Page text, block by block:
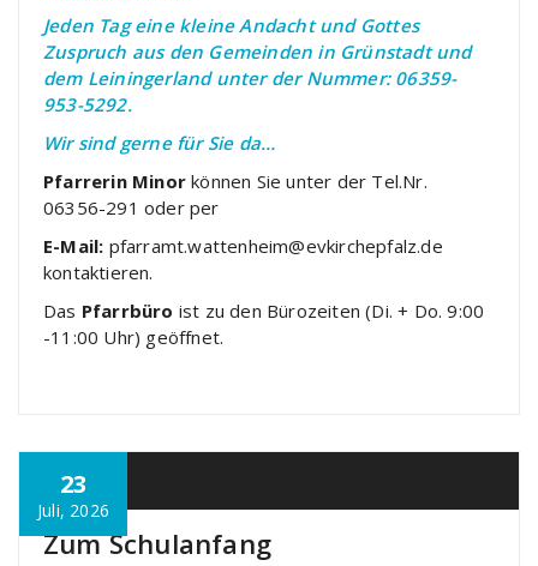
Jeden Tag eine kleine Andacht und Gottes
Zuspruch aus den Gemeinden in Grünstadt und
dem Leiningerland unter der Nummer: 06359-
953-5292.
Wir sind gerne für Sie da…
Pfarrerin Minor können Sie unter der Tel.Nr.
06356-291 oder per
E-Mail: pfarramt.wattenheim@evkirchepfalz.de
kontaktieren.
Das Pfarrbüro ist zu den Bürozeiten (Di. + Do. 9:00
-11:00 Uhr) geöffnet.
23
Juli, 2026
Allgemein
Zum Schulanfang